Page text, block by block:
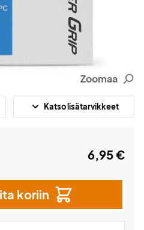
Zoomaa
Katso lisätarvikkeet
6,95 €
koriin